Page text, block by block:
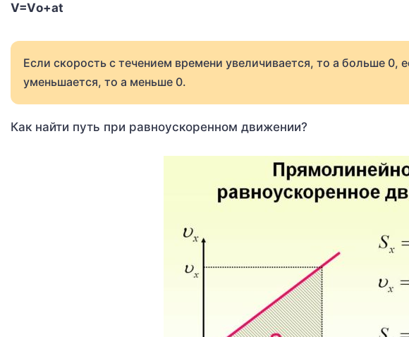
V=Vо+at
Если скорость с течением времени увеличивается, то a больше 0,
уменьшается, то a меньше 0.
Как найти путь при равноускоренном движении?